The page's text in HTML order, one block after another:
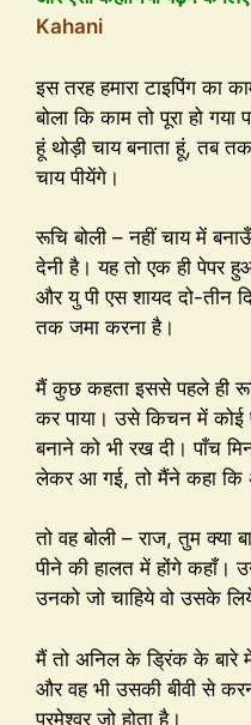
Kahani
इस तरह हमारा टाइपिंग का
बोला कि काम तो पूरा हो
हूं थोड़ी चाय बनाता हूं, तब
चाय पीयेंगे।
रूचि बोली – नहीं चाय में
देनी है। यह तो एक ही पेपर
और यु पी एस शायद दो-तीन
तक जमा करना है।
मैं कुछ कहता इससे पहले ही
कर पाया। उसे किचन में कोई
बनाने को भी रख दी। पाँच
लेकर आ गई, तो मैंने कहा कि
तो वह बोली – राज, तुम क्या
पीने की हालत में होंगे कहाँ।
उनको जो चाहिये वो उसके
मैं तो अनिल के ड्रिंक के बारे
और वह भी उसकी बीवी से
परमेश्वर जो होता है।